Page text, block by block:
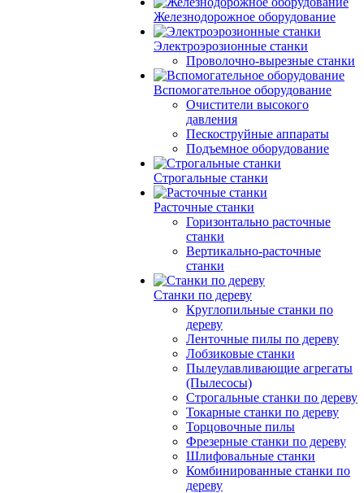
Железнодорожное оборудование
Электроэрозионные станки
Проволочно-вырезные станки
Вспомогательное оборудование
Очистители высокого
давления
Пескоструйные аппараты
Подъемное оборудование
Строгальные станки
Расточные станки
Горизонтально расточные
станки
Вертикально-расточные
станки
Станки по дереву
Круглопильные станки по
дереву
Ленточные пилы по дереву
Лобзиковые станки
Пылеулавливающие агрегаты
(Пылесосы)
Строгальные станки по дереву
Токарные станки по дереву
Торцовочные пилы
Фрезерные станки по дереву
Шлифовальные станки
Комбинированные станки по
дереву